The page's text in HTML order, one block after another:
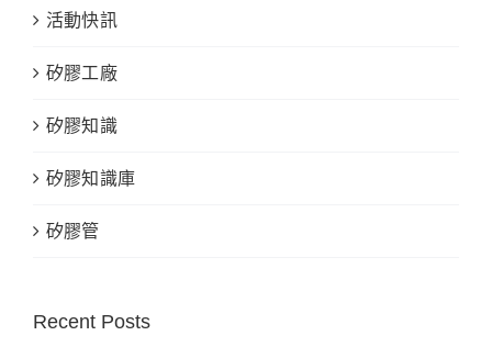
活動快訊
矽膠工廠
矽膠知識
矽膠知識庫
矽膠管
Recent Posts